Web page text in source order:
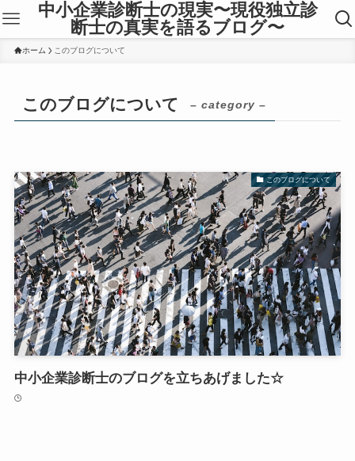
中小企業診断士の現実〜現役独立診
断士の真実を語るブログ〜
ホーム このブログについて
このブログについて – category –
このブログについて
中小企業診断士のブログを立ちあげました☆